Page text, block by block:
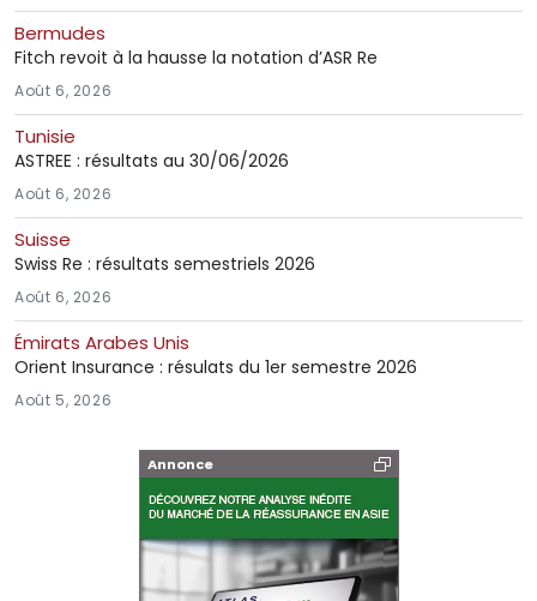
Bermudes
Fitch revoit à la hausse la notation d’ASR Re
Août 6, 2026
Tunisie
ASTREE : résultats au 30/06/2026
Août 6, 2026
Suisse
Swiss Re : résultats semestriels 2026
Août 6, 2026
Émirats Arabes Unis
Orient Insurance : résulats du 1er semestre 2026
Août 5, 2026
Annonce